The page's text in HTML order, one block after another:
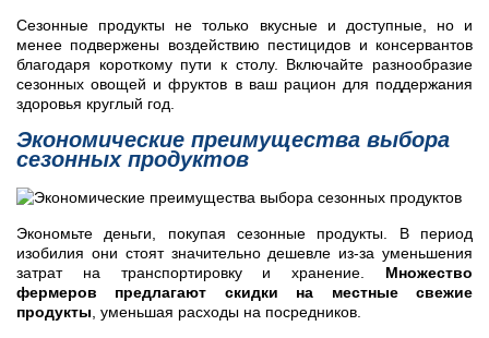
Сезонные продукты не только вкусные и доступные, но и
менее подвержены воздействию пестицидов и консервантов
благодаря короткому пути к столу. Включайте разнообразие
сезонных овощей и фруктов в ваш рацион для поддержания
здоровья круглый год.
Экономические преимущества выбора
сезонных продуктов
Экономьте деньги, покупая сезонные продукты. В период
изобилия они стоят значительно дешевле из-за уменьшения
затрат на транспортировку и хранение. Множество
фермеров предлагают скидки на местные свежие
продукты, уменьшая расходы на посредников.